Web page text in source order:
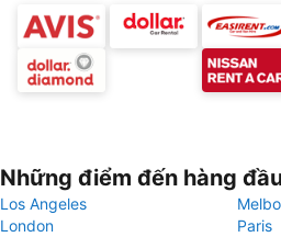
Những điểm đến hàng
Los Angeles
London
Paris